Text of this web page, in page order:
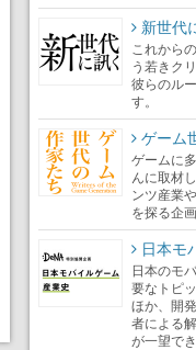
新世代
これから
う若きク
彼らのル
す。
ゲーム
ゲームに
んに取材
ンツ産業
を探る企画
日本モ
日本のモ
要なトピ
ほか、開
者による
が一望で